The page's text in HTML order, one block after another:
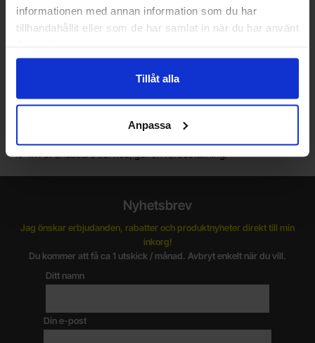
informationen med annan information som du har
tillhandahållit eller som de har samlat in när du har använt
Tillåt alla
Anpassa
kan handla med norsk moms hos oss, och slipper avgifter för
införtullning i Norge.
Läs mer om att jobba på electrokit
Lagerbutik i Malmö
10-17. För snabbare service, gör en förbeställning.
Nyhetsbrev
Jag önskar erbjudanden, rabatter och produktnyheter direkt till min
inkorg!
Du kommer att få ca 1 utskick / månad. Avbryt enkelt när du vill.
Ditt namn
Din e-post